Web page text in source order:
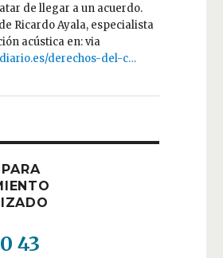
de llegar a un acuerdo.
Ricardo Ayala, especialista
acústica en: via
derechos-del-c…
43